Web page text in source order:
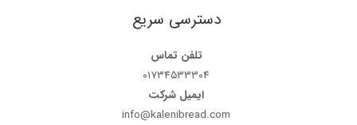
دسترسی سریع
تلفن تماس
۰۱۷۳۴۵۳۳۳۰۴
ایمیل شرکت
info@kalenibread.com